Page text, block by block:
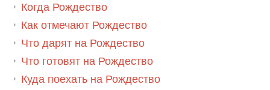
Когда Рождество
Как отмечают Рождество
Что дарят на Рождество
Что готовят на Рождество
Куда поехать на Рождество